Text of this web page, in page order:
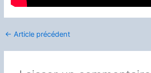
← Article précédent